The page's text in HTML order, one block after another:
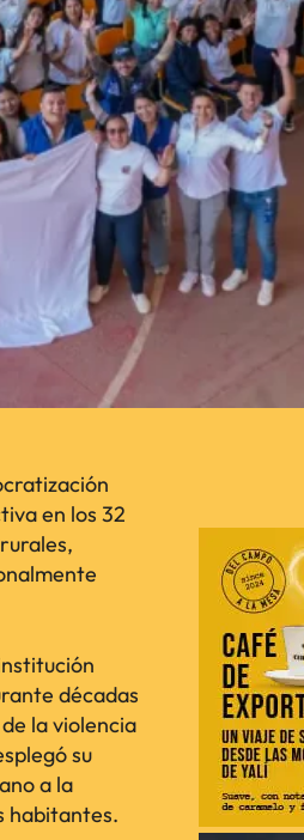
en los 32
décadas
la violencia
su
a la
habitantes.